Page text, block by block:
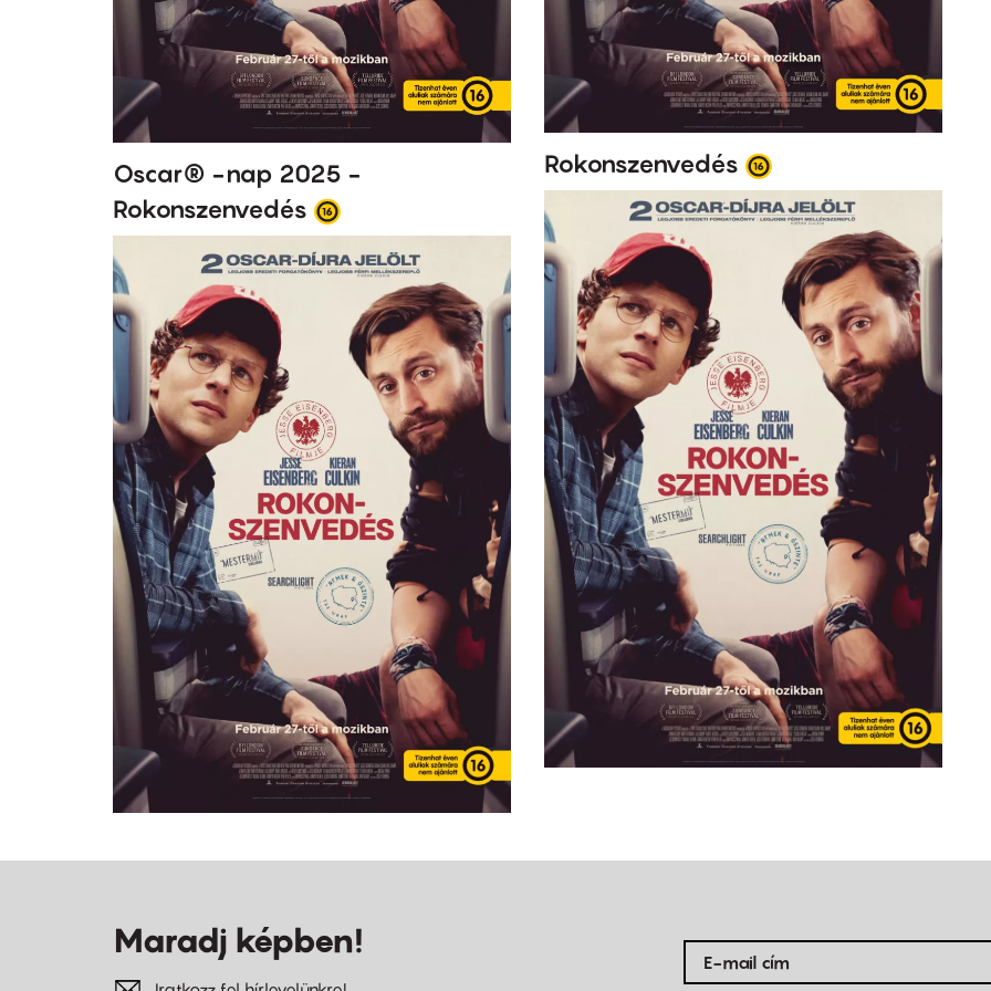
Oscar® -nap 2025 -
Rokonszenvedés
Rokonszenvedés
Maradj képben!